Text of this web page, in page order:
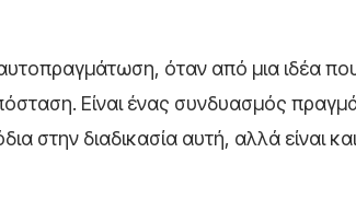
όταν από μια ιδέα
Είναι ένας συνδυασμός
στην διαδικασία αυτή, αλλά είναι